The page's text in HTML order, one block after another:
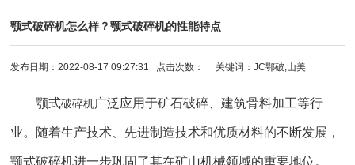
颚式破碎机怎么样？颚式破碎机的性能特点
发布日期：2022-08-17 09:27:31 点击次数： 关键词：JC鄂破,山美
颚式破碎机广泛应用于矿石破碎、建筑骨料加工等行
业。随着生产技术、先进制造技术和优质材料的不断发展，
颚式破碎机进一步巩固了其在矿山机械领域的重要地位。